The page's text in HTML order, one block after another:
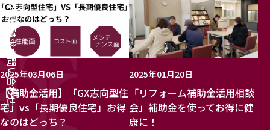
資料請求
お問い合わせ
2025年03月06日
【補助金活用】「GX志向型住
宅」vs「長期優良住宅」お得
なのはどっち？
2025年01月20日
「リフォーム補助金活用相談
会」補助金を使ってお得に健
康に！